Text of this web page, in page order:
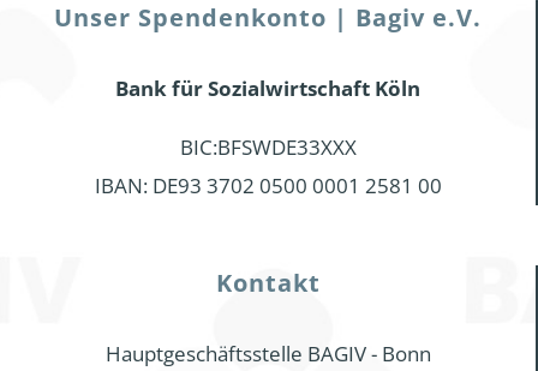
Unser Spendenkonto | Bagiv e.V.
Bank für Sozialwirtschaft Köln
BIC:BFSWDE33XXX
IBAN: DE93 3702 0500 0001 2581 00
Kontakt
Hauptgeschäftsstelle BAGIV - Bonn